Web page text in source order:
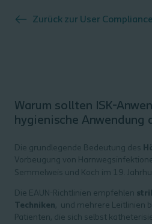
Zurück zur User Compliance
Warum sollten ISK-
hygienische Anwendung
Die grundlegende Bedeutung des
Vorbeugung von
Semmelweis und Koch im 19.
Die EAUN-Richtlinien empfehlen
Techniken, und mehrere Leitlinien
Patienten, die sich selbst